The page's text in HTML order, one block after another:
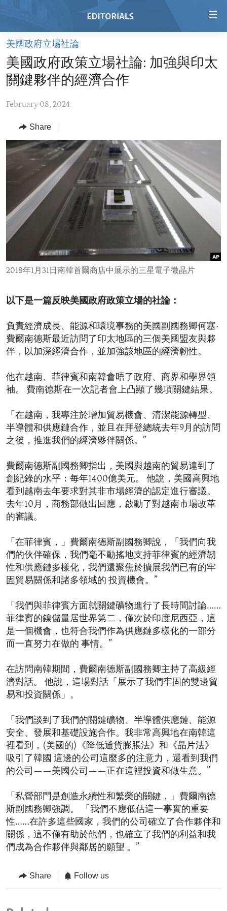
Skip
main
content
to
Navigation
Skip
to
Search
HOME
VIDEO
REGIONS
AFRICA
AMERICAS
EUROPE
MIDDLE EAST
TOPICS
HUMAN RIGHTS
SECURITY AND DEFENSE
AID AND DEVELOPMENT
DEMOCRACY AND GOVERNANCE
ECONOMY AND TRADE
ENVIRONMENT AND HEALTH
IDEALS AND INSTITUTIONS
ARCHIVE
ABOUT US
FOLLOW US
美國政府立場社論
美國政府政策立場社論: 加強與印太
關鍵夥伴的經濟合作
February 08, 2024
Share
2018年1月31日南韓首爾商店中展示的三星電子微晶片
以下是一篇反映美國政府政策立場的社論：
負責經濟成長、能源和環境事務的美國副國務卿何塞·
費爾南德斯最近訪問了印太地區的三個美國盟友與夥
伴，以加深經濟合作，並加強該地區的經濟韌性。
他在越南、菲律賓和南韓會晤了政府、商界和學界領
袖。 費南德斯在一次記者會上凸顯了幾項關鍵結果。
「在越南，我專注於增加貿易機會、清潔能源轉型、
半導體和供應鏈合作，並且在拜登總統去年9月的訪問
之後，推進我們的經濟夥伴關係。”
費爾南德斯副國務卿指出，美國與越南的貿易達到了
創紀錄的水平：每年1400億美元。 他說，美國高興地
看到越南去年要求對其非市場經濟的認定進行審議。
去年10月，商務部做出回應，啟動了對越南市場改革
的審議。
「在菲律賓，」費爾南德斯副國務卿說，「我們向我
們的伙伴確保，我們毫不動搖地支持菲律賓的經濟韌
性和供應鏈多樣化，我們還聚焦於擴展我們已有的牢
固貿易關係和諸多領域的 投資機會。”
「我們與菲律賓方面就關鍵礦物進行了長時間討論……
菲律賓的鎳儲量居世界第二，僅次於印度尼西亞，這
是一個機會，也符合我們作為供應鏈多樣化的一部分
而一直努力在做的 事情。”
在訪問南韓期間，費爾南德斯副國務卿主持了高級經
濟對話。 他說，這場對話「展示了我們牢固的雙邊貿
易和投資關係」。
「我們談到了我們的關鍵礦物、半導體供應鏈、能源
安全、發展和基礎設施合作。我非常高興地在南韓這
裡看到，(美國的)《降低通貨膨脹法》和《晶片法》
吸引了韓國 這邊的公司這麼多的注意力，還看到我們
的公司——美國公司——正在這裡投資和做生意。”
「私營部門是創造永續性和繁榮的關鍵，」費爾南德
斯副國務卿強調。 「我們不應低估這一事實的重要
性……在許多這些國家，我們的公司確立了合作夥伴和
關係，這不僅有助於他們，也確立了我們的利益和我
們成為合作夥伴與鄰居的願望 。”
Share Follow us